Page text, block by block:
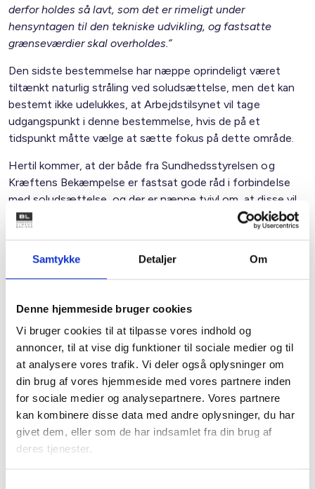
Samtykke Detaljer Om
Denne hjemmeside bruger cookies
Vi bruger cookies til at tilpasse vores indhold og
annoncer, til at vise dig funktioner til sociale medier og til
at analysere vores trafik. Vi deler også oplysninger om
din brug af vores hjemmeside med vores partnere inden
for sociale medier og analysepartnere. Vores partnere
kan kombinere disse data med andre oplysninger, du har
givet dem, eller som de har indsamlet fra din brug af
deres tjenester.
derfor holdes så lavt, som det er rimeligt under
hensyntagen til den tekniske udvikling, og fastsatte
grænseværdier skal overholdes.”
Den sidste bestemmelse har næppe oprindeligt været
tiltænkt naturlig stråling ved soludsættelse, men det kan
bestemt ikke udelukkes, at Arbejdstilsynet vil tage
udgangspunkt i denne bestemmelse, hvis de på et
tidspunkt måtte vælge at sætte fokus på dette område.
Hertil kommer, at der både fra Sundhedsstyrelsen og
Kræftens Bekæmpelse er fastsat gode råd i forbindelse
med soludsættelse, og der er næppe tvivl om, at disse vil
blive tillagt betydning, hvis det skal vurderes, om
medarbejdere i tilstrækkelig grad er blevet instrueret af sin
mod soludsættelse i forbindelse med udendørs arbejde.
Hvis man som arbejdsgiver har medarbejdere ansat, som
udfører en væsentlig del af deres arbejde udenfor (40 pct.
eller mere af arbejdstiden), vil det efter vores bedste
vurdering være hensigtsmæssigt, at man udarbejder en
politik for medarbejdere, der udfører en væsentlig del af
deres arbejde udenfor, og at denne bygger på de generelt
gældende anbefalinger fra Sundhedsstyrelsen-/Kræftens